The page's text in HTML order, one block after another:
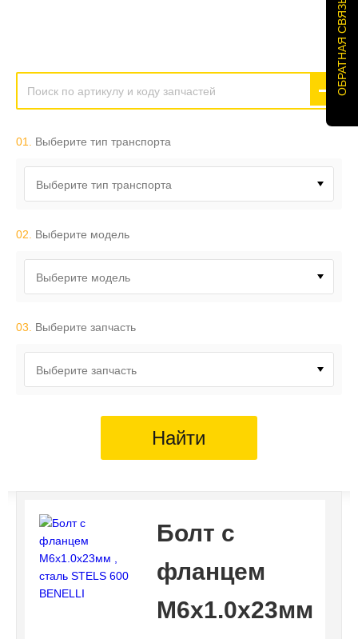
01. Выберите тип транспорта
Выберите тип транспорта
02. Выберите модель
Выберите модель
03. Выберите запчасть
Выберите запчасть
Найти
Болт с
фланцем
M6х1.0х23мм
ОБРАТНАЯ СВЯЗЬ